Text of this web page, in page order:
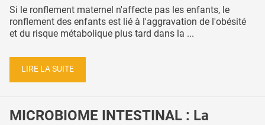
Si le ronflement maternel n'affecte pas les enfants, le
ronflement des enfants est lié à l'aggravation de l'obésité
et du risque métabolique plus tard dans la ...
LIRE LA SUITE
MICROBIOME INTESTINAL : La